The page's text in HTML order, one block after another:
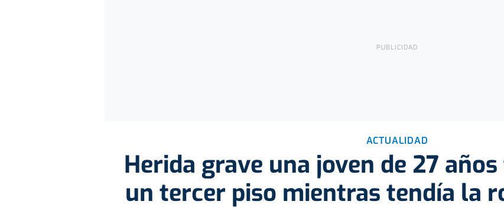
ACTUALIDAD
Herida grave una joven de 27
un tercer piso mientras tendía la